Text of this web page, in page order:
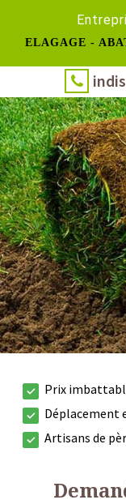
ELAGAGE -
Prix
Déplacement
Artisans de